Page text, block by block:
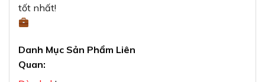
tốt nhất!
Danh Mục Sản Phẩm Liên
Quan: